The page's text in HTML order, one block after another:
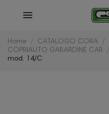
Home CATALOGO CORA
COPRIAUTO GABARDINE CAR
mod. 14/C